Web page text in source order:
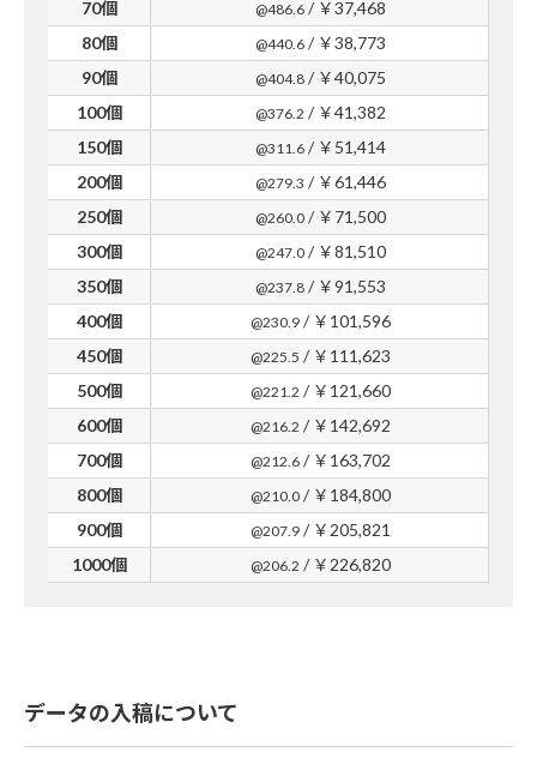
70個 @486.6/ ￥37,468
80個
@440.6/ ￥38,773
90個
@404.8/ ￥40,075
100個
@376.2 / ￥41,382
150個
@311.6/ ￥51,414
200個
@279.3 / ￥61,446
250個
@260.0/ ￥71,500
300個
@247.0/ ￥81,510
350個
@237.8/ ￥91,553
400個
@230.9/ ￥101,596
450個
@225.5 / ￥111,623
500個
@221.2 / ￥121,660
600個
@216.2 / ￥142,692
700個
@212.6/ ￥163,702
800個
@210.0/ ￥184,800
900個
@207.9/ ￥205,821
1000個
@206.2 / ￥226,820
データの入稿について